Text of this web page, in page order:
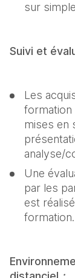
sur
Suivi et
Les
formation
mises en
analyse/
Une
par les
est
formation.